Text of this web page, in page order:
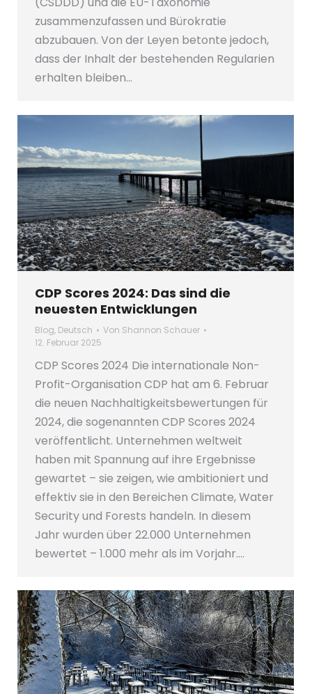
zusammenzufassen und Bürokratie
abzubauen. Von der Leyen betonte jedoch,
dass der Inhalt der bestehenden Regularien
erhalten bleiben…
CDP Scores 2024: Das sind die
neuesten Entwicklungen
Blog, Deutsch Von Shannon Schauer
12. Februar 2025
CDP Scores 2024 Die internationale Non-
Profit-Organisation CDP hat am 6. Februar
die neuen Nachhaltigkeitsbewertungen für
2024, die sogenannten CDP Scores 2024
veröffentlicht. Unternehmen weltweit
haben mit Spannung auf ihre Ergebnisse
gewartet – sie zeigen, wie ambitioniert und
effektiv sie in den Bereichen Climate, Water
Security und Forests handeln. In diesem
Jahr wurden über 22.000 Unternehmen
bewertet – 1.000 mehr als im Vorjahr.…